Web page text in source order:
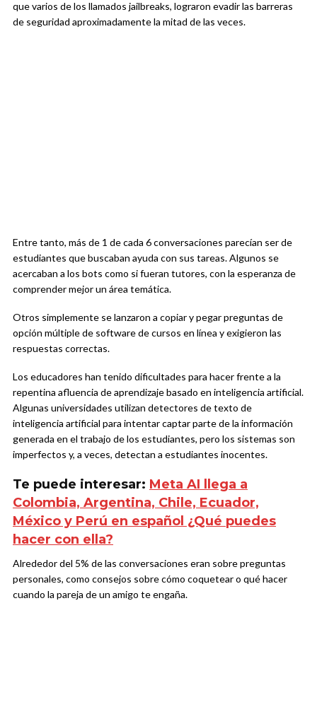
que varios de los llamados jailbreaks, lograron evadir las barreras
de seguridad aproximadamente la mitad de las veces.
Entre tanto, más de 1 de cada 6 conversaciones parecían ser de
estudiantes que buscaban ayuda con sus tareas. Algunos se
acercaban a los bots como si fueran tutores, con la esperanza de
comprender mejor un área temática.
Otros simplemente se lanzaron a copiar y pegar preguntas de
opción múltiple de software de cursos en línea y exigieron las
respuestas correctas.
Los educadores han tenido dificultades para hacer frente a la
repentina afluencia de aprendizaje basado en inteligencia artificial.
Algunas universidades utilizan detectores de texto de
inteligencia artificial para intentar captar parte de la información
generada en el trabajo de los estudiantes, pero los sistemas son
imperfectos y, a veces, detectan a estudiantes inocentes.
Te puede interesar: Meta AI llega a
Colombia, Argentina, Chile, Ecuador,
México y Perú en español ¿Qué puedes
hacer con ella?
Alrededor del 5% de las conversaciones eran sobre preguntas
personales, como consejos sobre cómo coquetear o qué hacer
cuando la pareja de un amigo te engaña.